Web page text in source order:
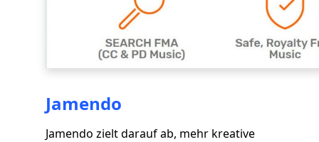
Jamendo
Jamendo zielt darauf ab, mehr kreative